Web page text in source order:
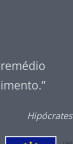
Hipócrates